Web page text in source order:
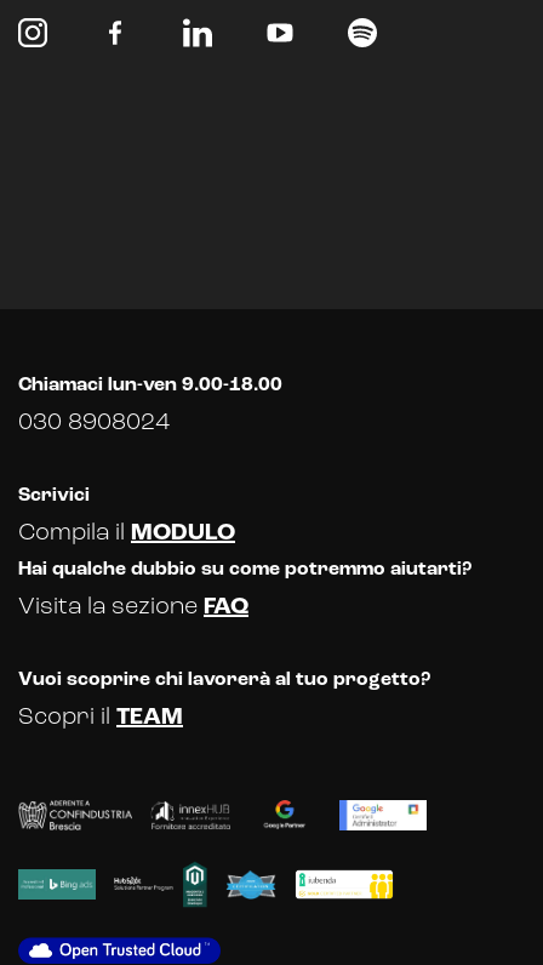
Chiamaci lun-ven 9.00-18.00
030 8908024
Scrivici
Compila il MODULO
Hai qualche dubbio su come potremmo aiutarti?
Visita la sezione FAQ
Vuoi scoprire chi lavorerà al tuo progetto?
Scopri il TEAM